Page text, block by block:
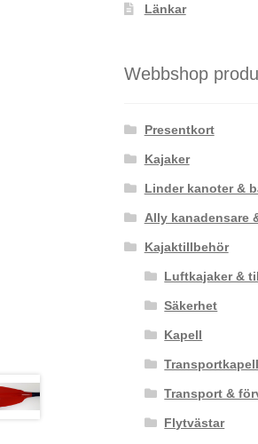
Länkar
Webbshop
Presentkort
Kajaker
Linder kanoter &
Ally kanadensare
Kajaktillbehör
Luftkajaker &
Säkerhet
Kapell
Transportkapell
Transport &
Flytvästar